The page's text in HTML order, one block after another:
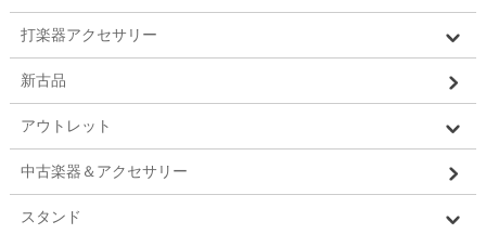
打楽器アクセサリー
新古品
アウトレット
中古楽器＆アクセサリー
スタンド